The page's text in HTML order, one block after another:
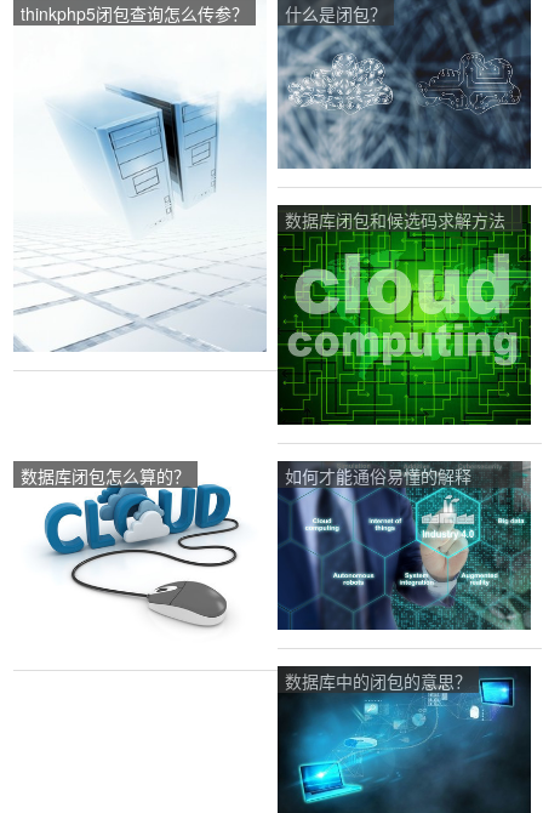
thinkphp5闭包查询怎么传参？ 什么是闭包？
数据库闭包和候选码求解方法
是什么？
数据库闭包怎么算的？
如何才能通俗易懂的解释
javascript里面的‘闭包’？
数据库中的闭包的意思？